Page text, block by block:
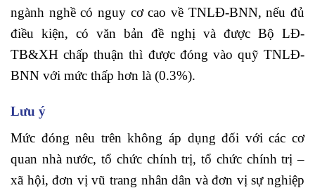
ngành nghề có nguy cơ cao về TNLĐ-BNN, nếu đủ
điều kiện, có văn bản đề nghị và được Bộ LĐ-
TB&XH chấp thuận thì được đóng vào quỹ TNLĐ-
BNN với mức thấp hơn là (0.3%).
Lưu ý
Mức đóng nêu trên không áp dụng đối với các cơ
quan nhà nước, tổ chức chính trị, tổ chức chính trị –
xã hội, đơn vị vũ trang nhân dân và đơn vị sự nghiệp